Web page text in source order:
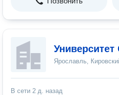
Университет
Ярославль,
В сети 2 д. назад